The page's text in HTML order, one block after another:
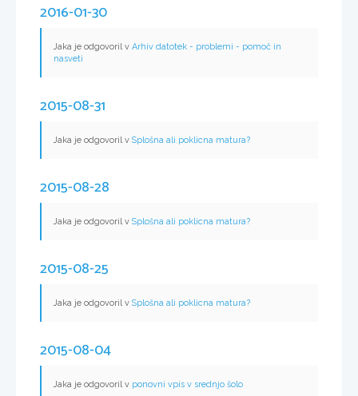
2016-01-30
Jaka je odgovoril v Arhiv datotek - problemi - pomoč in
nasveti
2015-08-31
Jaka je odgovoril v Splošna ali poklicna matura?
2015-08-28
Jaka je odgovoril v Splošna ali poklicna matura?
2015-08-25
Jaka je odgovoril v Splošna ali poklicna matura?
2015-08-04
Jaka je odgovoril v ponovni vpis v srednjo šolo